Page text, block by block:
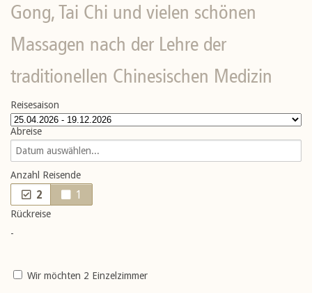
Die gute Adresse
Über uns
Informationen
Kontakt
Gong, Tai Chi und vielen schönen
Massagen nach der Lehre der
traditionellen Chinesischen Medizin
Reisesaison
Abreise
Anzahl Reisende
2 1
Rückreise
-
Wir möchten 2 Einzelzimmer